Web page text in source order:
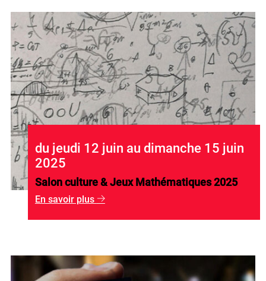
du jeudi 12 juin au dimanche 15 juin
2025
Salon culture & Jeux Mathématiques 2025
En savoir plus g